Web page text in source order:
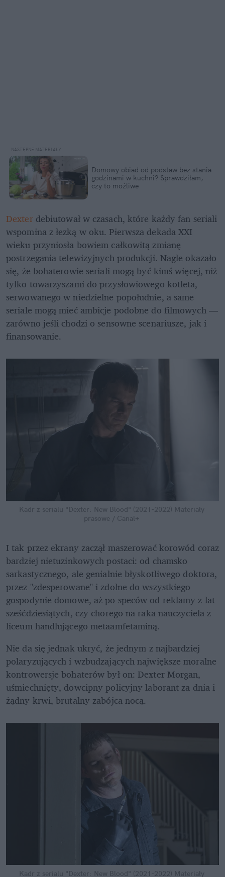
Domowy obiad od podstaw bez stania
godzinami w kuchni? Sprawdziłam,
czy to możliwe
Dexter debiutował w czasach, które każdy fan seriali
wspomina z łezką w oku. Pierwsza dekada XXI
wieku przyniosła bowiem całkowitą zmianę
postrzegania telewizyjnych produkcji. Nagle okazało
się, że bohaterowie seriali mogą być kimś więcej, niż
tylko towarzyszami do przysłowiowego kotleta,
serwowanego w niedzielne popołudnie, a same
seriale mogą mieć ambicje podobne do filmowych —
zarówno jeśli chodzi o sensowne scenariusze, jak i
finansowanie.
Kadr z serialu "Dexter: New Blood" (2021-2022) Materiały
prasowe / Canal+
I tak przez ekrany zaczął maszerować korowód coraz
bardziej nietuzinkowych postaci: od chamsko
sarkastycznego, ale genialnie błyskotliwego doktora,
przez "zdesperowane" i zdolne do wszystkiego
gospodynie domowe, aż po speców od reklamy z lat
sześćdziesiątych, czy chorego na raka nauczyciela z
liceum handlującego metaamfetaminą.
Nie da się jednak ukryć, że jednym z najbardziej
polaryzujących i wzbudzających największe moralne
kontrowersje bohaterów był on: Dexter Morgan,
uśmiechnięty, dowcipny policyjny laborant za dnia i
żądny krwi, brutalny zabójca nocą.
Kadr z serialu "Dexter: New Blood" (2021-2022) Materiały